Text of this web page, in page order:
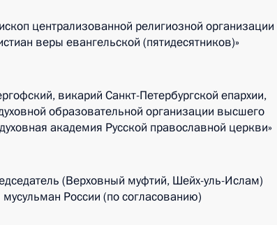
централизованной религиозной организации
веры евангельской (пятидесятников)»
викарий Санкт-Петербургской епархии,
образовательной организации высшего
академия Русской православной церкви»
(Верховный муфтий, Шейх-уль-Ислам)
России (по согласованию)